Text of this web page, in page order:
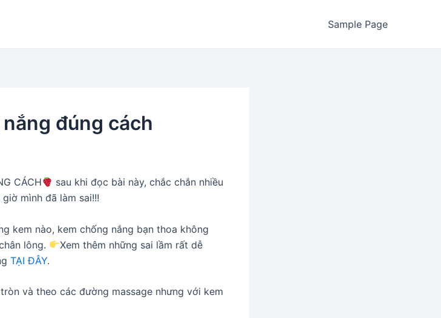
Sample Page
đúng cách
CÁCH
sau khi đọc bài này, chắc chắn nhiều
mình đã làm sai!!!
kem nào, kem chống nắng bạn thoa không
lông.
Xem thêm những sai lầm rất dễ
TẠI ĐÂY.
và theo các đường massage nhưng với kem